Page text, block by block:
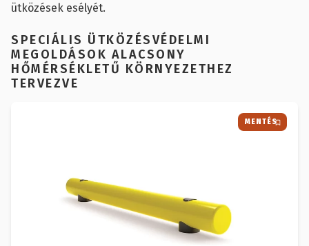
ütközések esélyét.
SPECIÁLIS ÜTKÖZÉSVÉDELMI
MEGOLDÁSOK ALACSONY
HŐMÉRSÉKLETŰ KÖRNYEZETHEZ
TERVEZVE
MENTÉS